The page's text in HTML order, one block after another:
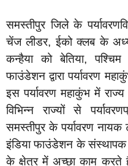
समस्तीपुर जिले के
चेंज लीडर, ईको क्लब के
कन्हैया को बेतिया,
फाउंडेशन द्वारा पर्यावरण
इस पर्यावरण महाकुंभ में
विभिन्न राज्यों से
समस्तीपुर के पर्यावरण नायक
इंडिया फाउंडेशन के संस्थापक
के क्षेत्र में अच्छा काम करते